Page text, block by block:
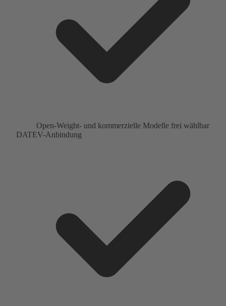
Open-Weight- und kommerzielle Modelle frei wählbar
DATEV-Anbindung